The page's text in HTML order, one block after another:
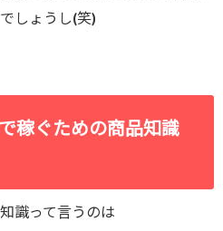
しょうし(笑)
稼ぐための商品知識
識って言うのは